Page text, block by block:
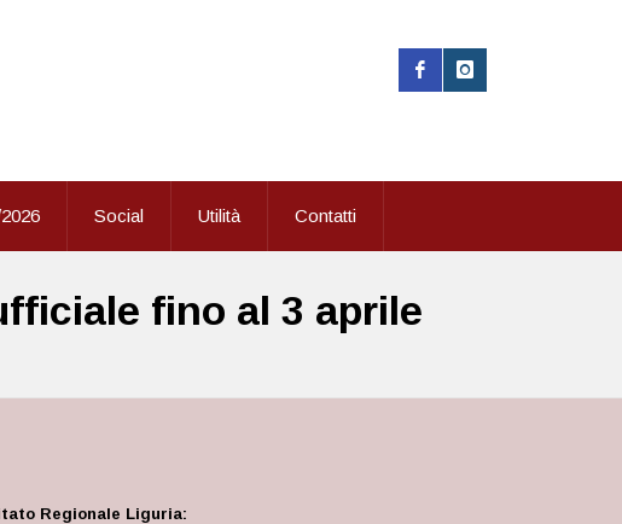
Social Utilità Contatti
fino al 3 aprile
Regionale Liguria: